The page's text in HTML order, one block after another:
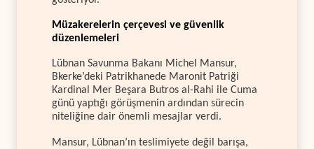
Müzakerelerin çerçevesi ve güvenlik
düzenlemeleri
Lübnan Savunma Bakanı Michel Mansur,
Bkerke’deki Patrikhanede Maronit Patriği
Kardinal Mer Beşara Butros al-Rahi ile Cuma
günü yaptığı görüşmenin ardından sürecin
niteliğine dair önemli mesajlar verdi.
Mansur, Lübnan’ın teslimiyete değil barışa,